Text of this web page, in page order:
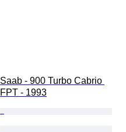
Saab - 900 Turbo Cabrio
FPT - 1993